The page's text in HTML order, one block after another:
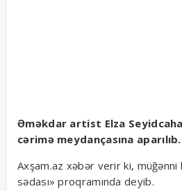
Əməkdar artist Elza
cərimə meydançasına aparılıb.
Axşam.az xəbər verir ki, müğənni
sədası» proqramında deyib.